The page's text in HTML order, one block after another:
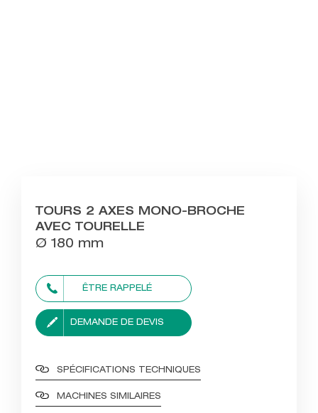
TOURS 2 AXES MONO-BROCHE
AVEC TOURELLE
Ø 180 mm
ÊTRE RAPPELÉ
DEMANDE DE DEVIS
SPÉCIFICATIONS TECHNIQUES
MACHINES SIMILAIRES